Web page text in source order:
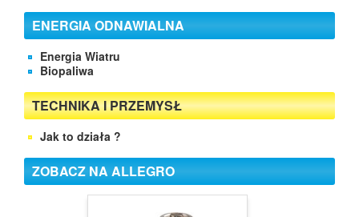
ENERGIA ODNAWIALNA
Energia Wiatru
Biopaliwa
TECHNIKA I PRZEMYSŁ
Jak to działa ?
ZOBACZ NA ALLEGRO